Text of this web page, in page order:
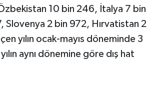
10 bin 246, İtalya 7 bin
2 bin 972, Hırvatistan 2
yılın ocak-mayıs döneminde 3
aynı dönemine göre dış hat